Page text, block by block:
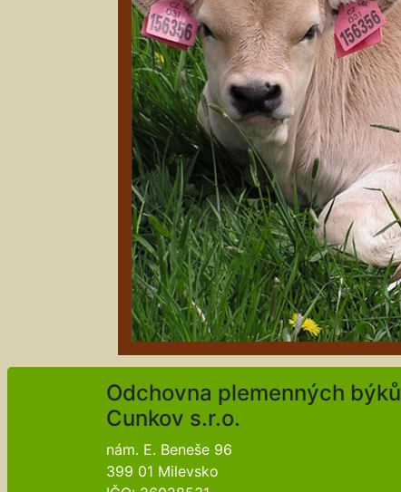
Odchovna plemenných býků
Cunkov s.r.o.
nám. E. Beneše 96
399 01 Milevsko